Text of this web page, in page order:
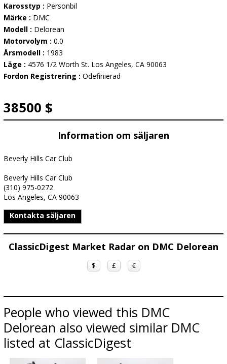
Karosstyp : Personbil
Märke : DMC
Modell : Delorean
Motorvolym : 0.0
Årsmodell : 1983
Läge : 4576 1/2 Worth St. Los Angeles, CA 90063
Fordon Registrering : Odefinierad
38500 $
Information om säljaren
Beverly Hills Car Club
Beverly Hills Car Club
(310) 975-0272
Los Angeles, CA 90063
Kontakta säljaren
ClassicDigest Market Radar on DMC Delorean
$ £ €
People who viewed this DMC
Delorean also viewed similar DMC
listed at ClassicDigest